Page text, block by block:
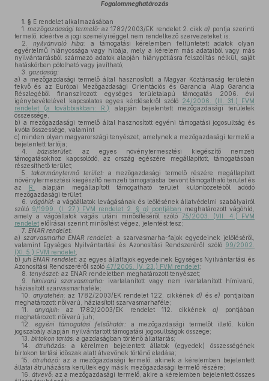
Fogalommeghatározás
1. § E rendelet alkalmazásában
1.
mezőgazdasági termelő: az 1782/2003/EK rendelet 2. cikka) pontja szerinti
termelő, ideértve a jogi személyiséggel nem rendelkező szervezeteket is;
2.
nyilvánvaló hiba:
a támogatási kérelemben feltüntetett adatok olyan
egyértelmű hiányossága vagy hibája, mely a kérelem más adataiból vagy más
nyilvántartásból származó adatok alapján hiánypótlásra felszólítás nélkül, saját
hatáskörben pótolható vagy javítható;
3. gazdaság:
a) a mezőgazdasági termelő által hasznosított, a Magyar Köztársaság területén
fekvő és az Európai Mezőgazdasági Orientációs és Garancia Alap Garancia
Részlegéből finanszírozott egységes területalapú támogatás 2006. évi
igénybevételével kapcsolatos egyes kérdésekről szóló 24/2006. (III. 31.) FVM
rendelet (a továbbiakban: R.)
alapján bejelentett mezőgazdasági területek
összessége,
b) a mezőgazdasági termelő által hasznosított egyéni támogatási jogosultság és
kvóta összessége, valamint
c) minden olyan magyarországi tenyészet, amelynek a mezőgazdasági termelő a
bejelentett tartója;
4.
bázisterület: az egyes növénytermesztési kiegészítő nemzeti
támogatásokhoz kapcsolódó, az ország egészére megállapított, támogatásban
részesíthető terület;
5.
takarmánytermő terület: a mezőgazdasági termelő részére megállapított
növénytermesztési kiegészítő nemzeti támogatásba bevont támogatható terület és
az R.
alapján megállapított támogatható terület különbözetéből adódó
mezőgazdasági terület;
6.
vágóhíd: a vágóállatok levágásának és leölésének állatvédelmi szabályairól
szóló 9/1999. (I. 27.) FVM rendelet 2. §a) pontjában
meghatározott vágóhíd,
amely a vágóállatok vágás utáni minősítéséről szóló 75/2003. (VII. 4.) FVM
rendelet előírásai szerint minősítést végez, jelentést tesz;
7. ENAR rendelet:
a) szarvasmarha ENAR rendelet: a szarvasmarha-fajok egyedeinek jelöléséről,
valamint Egységes Nyilvántartási és Azonosítási Rendszeréről szóló 99/2002.
(XI. 5.) FVM rendelet
b) juh ENAR rendelet: az egyes állatfajok egyedeinek Egységes Nyilvántartási és
Azonosítási Rendszeréről szóló 47/2005. (V. 23.) FVM rendelet;
8. tenyészet: az ENAR rendeletben meghatározott tenyészet;
9.
hímivarú szarvasmarha: ivartalanított vagy nem ivartalanított hímivarú,
háziasított szarvasmarhaféle;
10.
anyatehén: az 1782/2003/EK rendelet 122. cikkénekd) ése) pontjaiban
meghatározott nőivarú, háziasított szarvasmarhaféle;
11.
anyajuh: az 1782/2003/EK rendelet 112. cikkének a) pontjában
meghatározott nőivarú juh;
12.
egyéni támogatási felsőhatár: a mezőgazdasági termelőt illető, külön
jogszabály alapján nyilvántartott támogatási jogosultságok összege;
13. birtokon tartás: a gazdaságban történő állattartás;
14.
átruházás: a kérelmen bejelentett állatok (egyedek) összességének
birtokon tartási időszak alatt átvevőnek történő eladása;
15.
átruházó: az a mezőgazdasági termelő, akinek a kérelemben bejelentett
állatai átruházásra kerültek egy másik mezőgazdasági termelő részére;
16. átvevő: az a mezőgazdasági termelő, akire a kérelemben bejelentett összes